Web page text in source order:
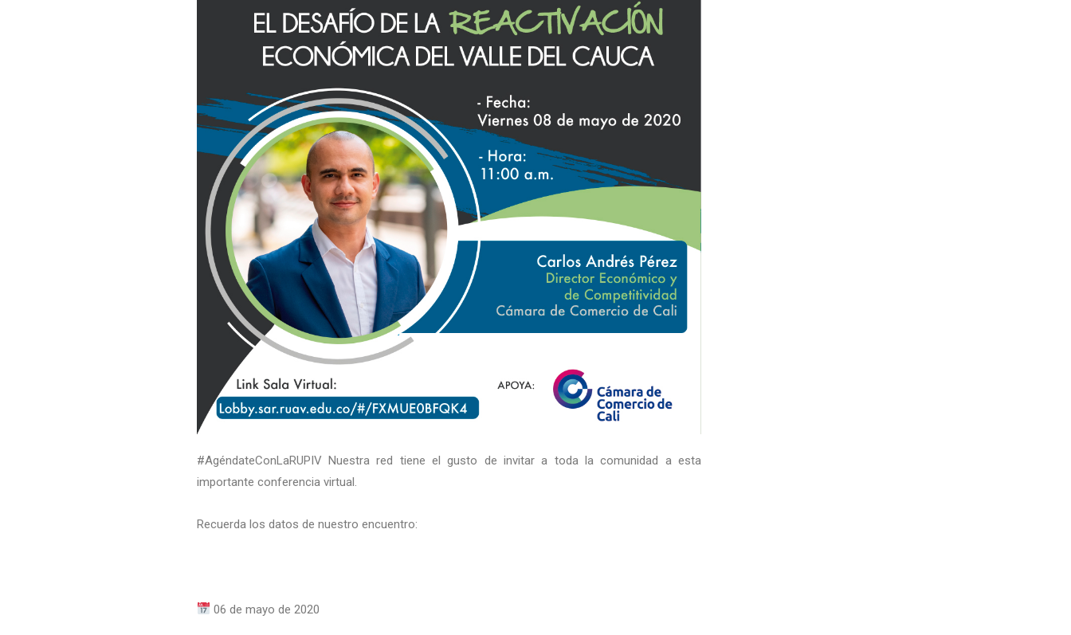
#AgéndateConLaRUPIV Nuestra red tiene el gusto de invitar a toda la comunidad a esta
importante conferencia virtual.
Recuerda los datos de nuestro encuentro:
06 de mayo de 2020